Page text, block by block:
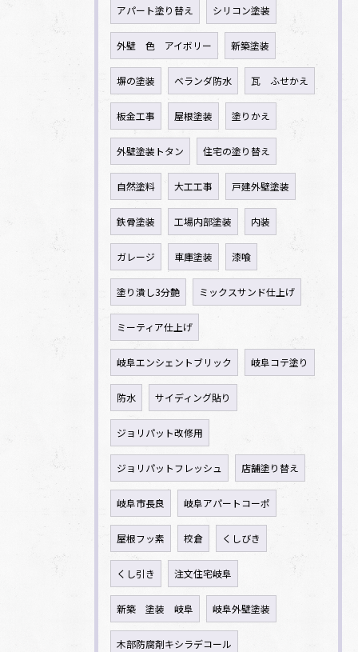
アパート塗り替え シリコン塗装
外壁 色 アイボリー 新築塗装
塀の塗装 ベランダ防水 瓦 ふせかえ
板金工事 屋根塗装 塗りかえ
外壁塗装トタン 住宅の塗り替え
自然塗料 大工工事 戸建外壁塗装
鉄骨塗装 工場内部塗装 内装
ガレージ 車庫塗装 漆喰
塗り潰し3分艶 ミックスサンド仕上げ
ミーティア仕上げ
岐阜エンシェントブリック 岐阜コテ塗り
防水 サイディング貼り
ジョリパット改修用
ジョリパットフレッシュ 店舗塗り替え
岐阜市長良 岐阜アパートコーポ
屋根フッ素 校倉 くしびき
くし引き 注文住宅岐阜
新築 塗装 岐阜 岐阜外壁塗装
木部防腐剤キシラデコール